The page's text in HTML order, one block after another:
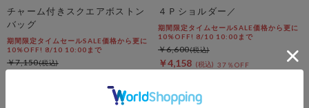
チャーム付きスクエアボストン
バッグ
期間限定タイムセールSALE価格から更に
10%OFF! 8/10 10:00まで
￥7,150
４Ｐショルダー／
期間限定タイムセールSALE価格から更に
10%OFF! 8/10 10:00まで
￥4,158 37％OFF
￥6,600